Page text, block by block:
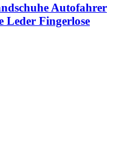
Autofahrer
Leder Fingerlose